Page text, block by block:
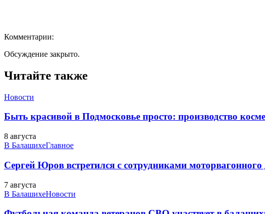
Комментарии:
Обсуждение закрыто.
Читайте также
Новости
Быть красивой в Подмосковье просто: производство
8 августа
В БалашихеГлавное
Сергей Юров встретился с сотрудниками
7 августа
В БалашихеНовости